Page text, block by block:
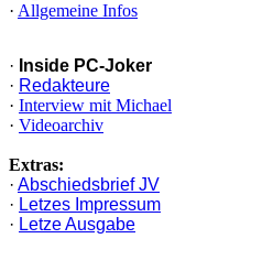
· Allgemeine Infos
· Inside PC-Joker
· Redakteure
· Interview mit Michael
· Videoarchiv
Extras:
· Abschiedsbrief JV
· Letzes Impressum
· Letze Ausgabe